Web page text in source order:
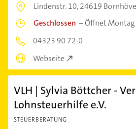
Lindenstr. 10,24619
Geschlossen –Öffnet Montag
04323 90 72-0
Webseite
VLH | Sylvia Böttcher -
Lohnsteuerhilfe e.V.
STEUERBERATUNG